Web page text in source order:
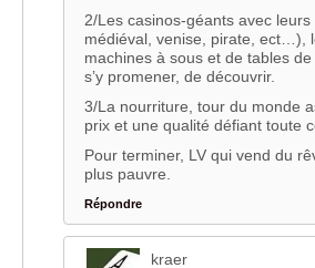
2/Les casinos-géants avec leurs
médiéval, venise, pirate, ect…),
machines à sous et de tables
s’y promener, de découvrir.
3/La nourriture, tour du monde
prix et une qualité défiant toute
Pour terminer, LV qui vend du
plus pauvre.
Répondre
kraer